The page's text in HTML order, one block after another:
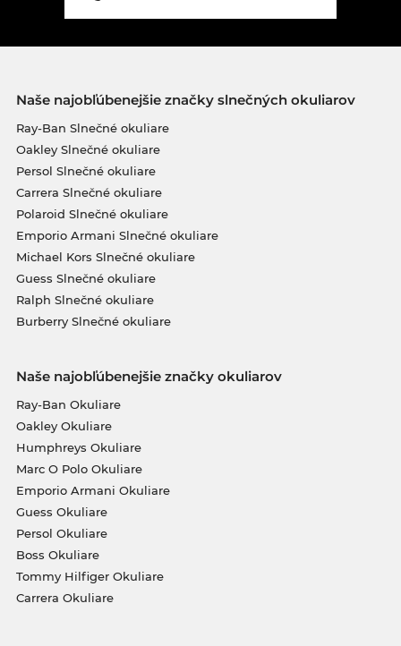
Naše najobľúbenejšie značky slnečných okuliarov
Ray-Ban Slnečné okuliare
Oakley Slnečné okuliare
Persol Slnečné okuliare
Carrera Slnečné okuliare
Polaroid Slnečné okuliare
Emporio Armani Slnečné okuliare
Michael Kors Slnečné okuliare
Guess Slnečné okuliare
Ralph Slnečné okuliare
Burberry Slnečné okuliare
Naše najobľúbenejšie značky okuliarov
Ray-Ban Okuliare
Oakley Okuliare
Humphreys Okuliare
Marc O Polo Okuliare
Emporio Armani Okuliare
Guess Okuliare
Persol Okuliare
Boss Okuliare
Tommy Hilfiger Okuliare
Carrera Okuliare